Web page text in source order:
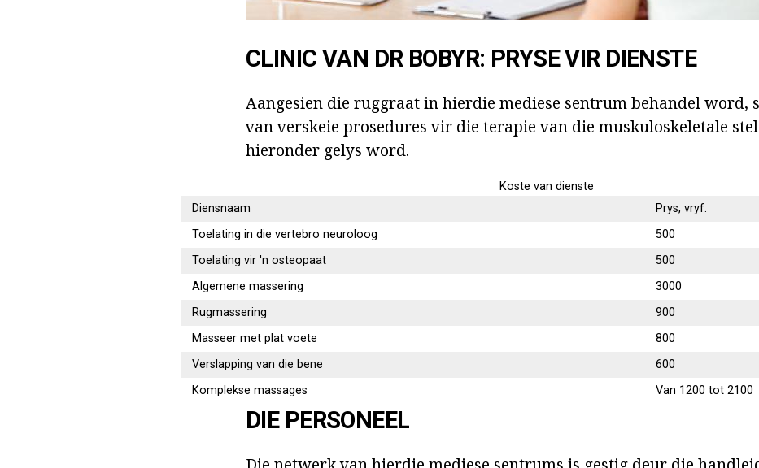
CLINIC VAN DR BOBYR: PRYSE VIR DIENSTE
Aangesien die ruggraat in hierdie mediese sentrum behandel word,
van verskeie prosedures vir die terapie van die muskuloskeletale
hieronder gelys word.
Koste van dienste
Diensnaam
Prys, vryf.
Toelating in die vertebro neuroloog
500
Toelating vir 'n osteopaat
500
Algemene massering
3000
Rugmassering
900
Masseer met plat voete
800
Verslapping van die bene
600
Komplekse massages
Van 1200 tot 2100
DIE PERSONEEL